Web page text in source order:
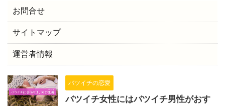
お問合せ
サイトマップ
運営者情報
バツイチの恋愛
バツイチ女性にはバツイチ男性がおす